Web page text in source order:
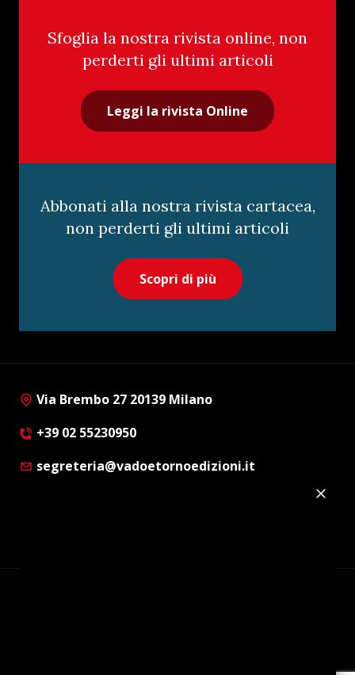
Sfoglia la nostra rivista online, non
perderti gli ultimi articoli
Leggi la rivista Online
Abbonati alla nostra rivista cartacea,
non perderti gli ultimi articoli
Scopri di più
Via Brembo 27 20139 Milano
+39 02 55230950
segreteria@vadoetornoedizioni.it